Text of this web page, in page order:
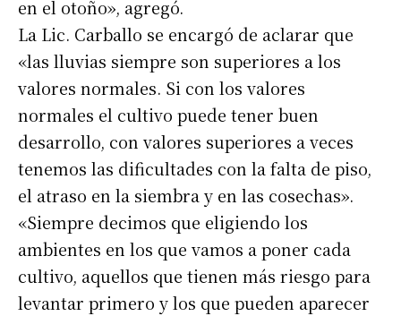
en el otoño», agregó.
La Lic. Carballo se encargó de aclarar que
«las lluvias siempre son superiores a los
valores normales. Si con los valores
normales el cultivo puede tener buen
desarrollo, con valores superiores a veces
tenemos las dificultades con la falta de piso,
el atraso en la siembra y en las cosechas».
«Siempre decimos que eligiendo los
ambientes en los que vamos a poner cada
cultivo, aquellos que tienen más riesgo para
levantar primero y los que pueden aparecer